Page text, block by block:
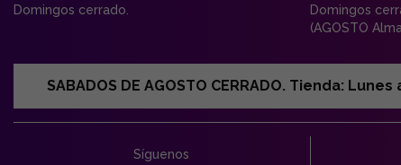
Domingos cerrado.
Domingos
(AGOSTO
SABADOS DE AGOSTO CERRADO. Tienda:
Síguenos